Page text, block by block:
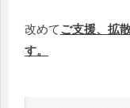
改めてご支援、拡
す。